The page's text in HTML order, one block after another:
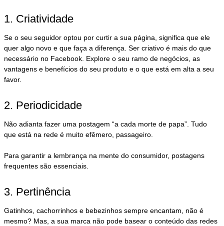
1. Criatividade
Se o seu seguidor optou por curtir a sua página, significa que ele
quer algo novo e que faça a diferença. Ser criativo é mais do que
necessário no Facebook. Explore o seu ramo de negócios, as
vantagens e benefícios do seu produto e o que está em alta a seu
favor.
2. Periodicidade
Não adianta fazer uma postagem “a cada morte de papa”. Tudo
que está na rede é muito efêmero, passageiro.
Para garantir a lembrança na mente do consumidor, postagens
frequentes são essenciais.
3. Pertinência
Gatinhos, cachorrinhos e bebezinhos sempre encantam, não é
mesmo? Mas, a sua marca não pode basear o conteúdo das redes